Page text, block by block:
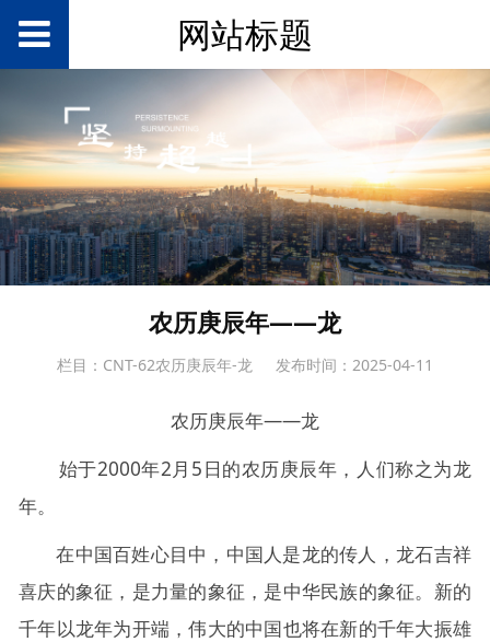
网站标题
农历庚辰年——龙
栏目：CNT-62农历庚辰年-龙 发布时间：2025-04-11
农历庚辰年——龙
始于2000年2月5日的农历庚辰年，人们称之为龙
年。
在中国百姓心目中，中国人是龙的传人，龙石吉祥
喜庆的象征，是力量的象征，是中华民族的象征。新的
千年以龙年为开端，伟大的中国也将在新的千年大振雄